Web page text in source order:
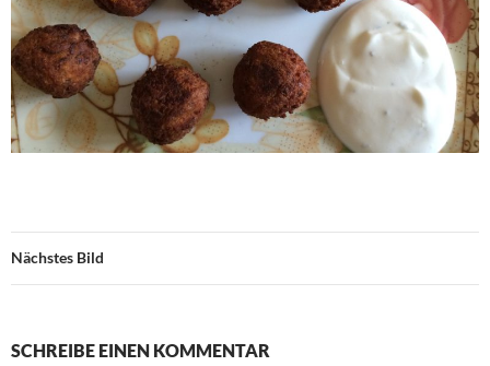
Nächstes Bild
SCHREIBE EINEN KOMMENTAR